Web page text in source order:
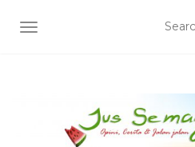
TOGGLE NAVIGATION